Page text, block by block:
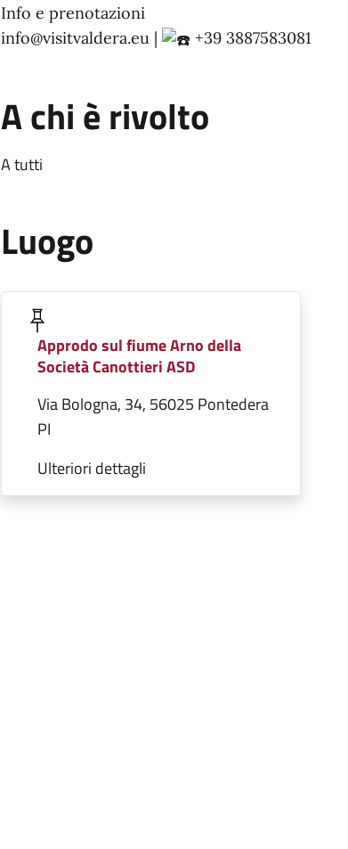
Info e prenotazioni
info@visitvaldera.eu |
+39 3887583081
A chi è rivolto
A tutti
Luogo
Approdo sul fiume Arno della
Società Canottieri ASD
Via Bologna, 34, 56025 Pontedera
PI
Ulteriori dettagli